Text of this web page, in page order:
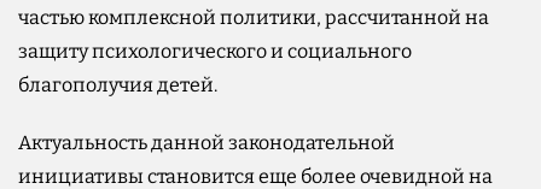
частью комплексной политики, рассчитанной на
защиту психологического и социального
благополучия детей.
Актуальность данной законодательной
инициативы становится еще более очевидной на